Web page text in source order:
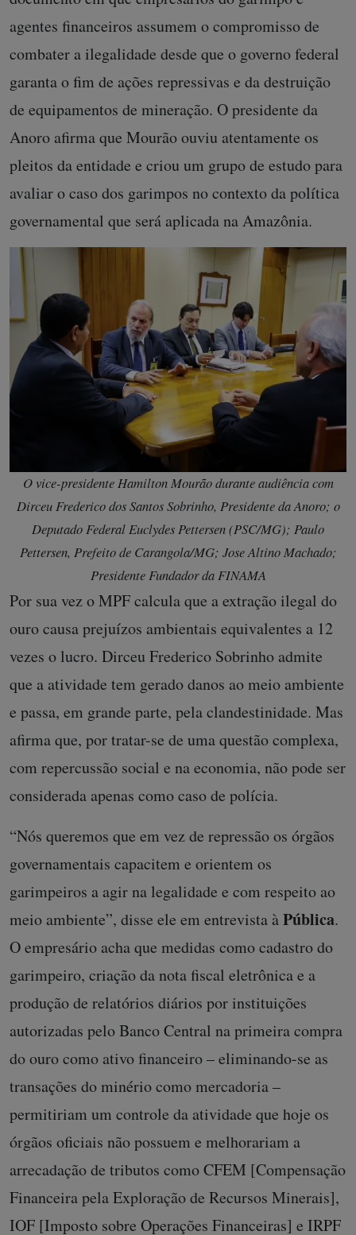
agentes financeiros assumem o compromisso de
combater a ilegalidade desde que o governo federal
garanta o fim de ações repressivas e da destruição
de equipamentos de mineração. O presidente da
Anoro afirma que Mourão ouviu atentamente os
pleitos da entidade e criou um grupo de estudo para
avaliar o caso dos garimpos no contexto da política
governamental que será aplicada na Amazônia.
O vice-presidente Hamilton Mourão durante audiência com
Dirceu Frederico dos Santos Sobrinho, Presidente da Anoro; o
Deputado Federal Euclydes Pettersen (PSC/MG); Paulo
Pettersen, Prefeito de Carangola/MG; Jose Altino Machado;
Presidente Fundador da FINAMA
Por sua vez o MPF calcula que a extração ilegal do
ouro causa prejuízos ambientais equivalentes a 12
vezes o lucro. Dirceu Frederico Sobrinho admite
que a atividade tem gerado danos ao meio ambiente
e passa, em grande parte, pela clandestinidade. Mas
afirma que, por tratar-se de uma questão complexa,
com repercussão social e na economia, não pode ser
considerada apenas como caso de polícia.
“Nós queremos que em vez de repressão os órgãos
governamentais capacitem e orientem os
garimpeiros a agir na legalidade e com respeito ao
meio ambiente”, disse ele em entrevista àPública.
O empresário acha que medidas como cadastro do
garimpeiro, criação da nota fiscal eletrônica e a
produção de relatórios diários por instituições
autorizadas pelo Banco Central na primeira compra
do ouro como ativo financeiro – eliminando-se as
transações do minério como mercadoria –
permitiriam um controle da atividade que hoje os
órgãos oficiais não possuem e melhorariam a
arrecadação de tributos como CFEM [Compensação
Financeira pela Exploração de Recursos Minerais],
IOF [Imposto sobre Operações Financeiras] e IRPF